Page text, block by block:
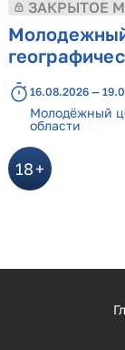
ЗАКРЫТОЕ
16.08.2026 —
Молодёжный
области
18